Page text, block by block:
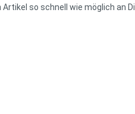
so schnell wie möglich an